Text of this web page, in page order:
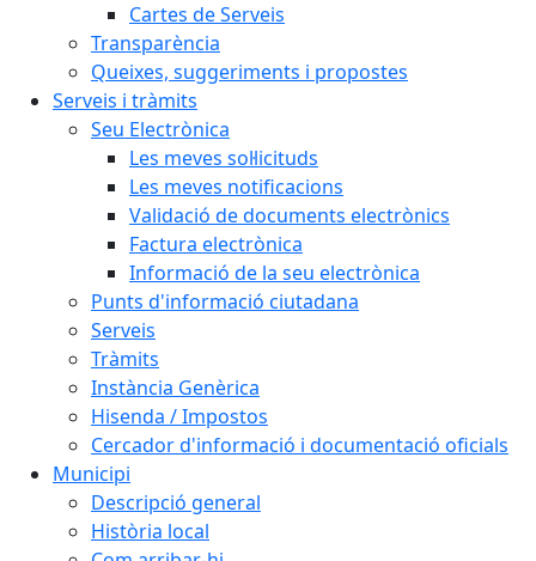
Cartes de Serveis
Transparència
Queixes, suggeriments i propostes
Serveis i tràmits
Seu Electrònica
Les meves sol·licituds
Les meves notificacions
Validació de documents electrònics
Factura electrònica
Informació de la seu electrònica
Punts d'informació ciutadana
Serveis
Tràmits
Instància Genèrica
Hisenda / Impostos
Cercador d'informació i documentació oficials
Municipi
Descripció general
Història local